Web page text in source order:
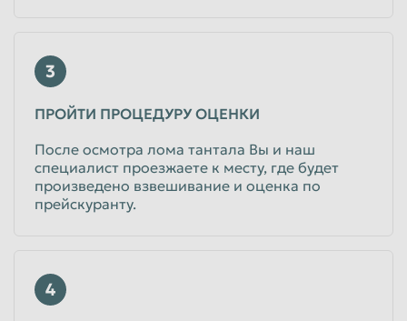
3
ПРОЙТИ ПРОЦЕДУРУ ОЦЕНКИ
После осмотра лома тантала Вы и наш
специалист проезжаете к месту, где будет
произведено взвешивание и оценка по
прейскуранту.
4